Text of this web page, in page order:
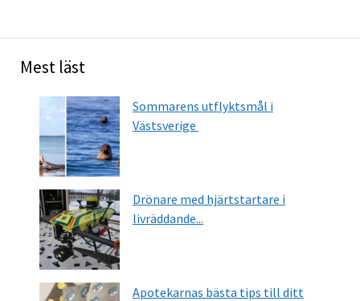
Mest läst
Sommarens utflyktsmål i
Västsverige
Drönare med hjärtstartare i
livräddande...
Apotekarnas bästa tips till ditt